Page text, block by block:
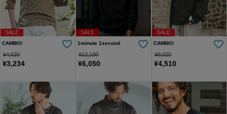
SALE
CAMBIO
¥4,620
¥3,234
SALE
1minute 1second
¥12,100
¥6,050
SALE
CAMBIO
¥9,020
¥4,510